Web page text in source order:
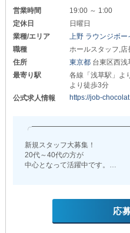
そう考えている方にオススメです
地方から上京したい方
遠方からの転居を考えている方は
「ナイトワーク業界は経験がな
そんな方もまずは気軽にお問い
お仕事方法はベテランスタッフが
イチからレクチャーしますので
たくさんのご応募をお待ちしてい
ホールスタッフ
￣￣￣￣￣￣￣￣￣￣
月給35万円～
月給45万円～ ※付け回しがで
キッチン
￣￣￣￣￣￣
月給28万円～
キャッシャー
あなたの頑張りに応じて『随時昇
また、当店には今なら空きポスト
些細な努力もしっかり評価します
■ 好待遇はコチラでご紹介 ■
営業時間
19:00 ～ 1:00
定休日
日曜日
業種/エリア
上野 ラウンジボ
職種
ホールスタッフ,
住所
東京都 台東区西
最寄り駅
各線「浅草駅」よ
より徒歩3分
公式求人情報
https://job-
新規スタッフ大募集！
20代～40代の方が
中心となって活躍中です。
性別を問わず
職場づくりを徹底しています◎
応